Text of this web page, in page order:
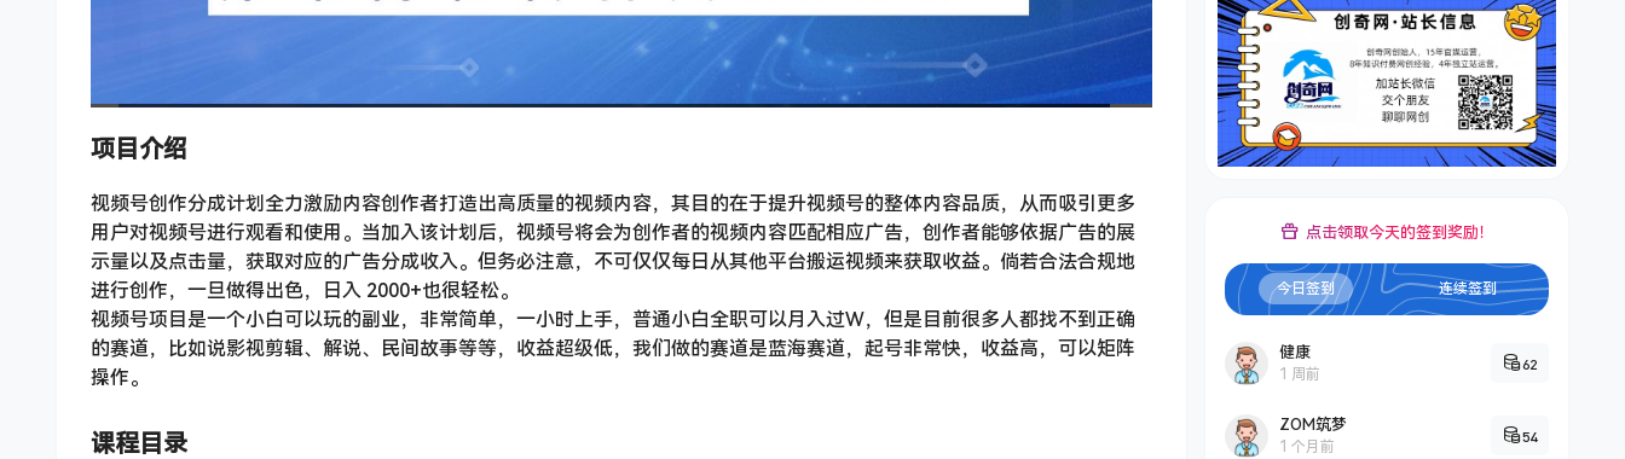
项目介绍
视频号创作分成计划全力激励内容创作者打造出高质量的视频内容，其目的在于提升视频号的整体内容品质，从而吸引更多
用户对视频号进行观看和使用。当加入该计划后，视频号将会为创作者的视频内容匹配相应广告，创作者能够依据广告的展
示量以及点击量，获取对应的广告分成收入。但务必注意，不可仅仅每日从其他平台搬运视频来获取收益。倘若合法合规地
进行创作，一旦做得出色，日入 2000+也很轻松。
视频号项目是一个小白可以玩的副业，非常简单，一小时上手，普通小白全职可以月入过W，但是目前很多人都找不到正确
的赛道，比如说影视剪辑、解说、民间故事等等，收益超级低，我们做的赛道是蓝海赛道，起号非常快，收益高，可以矩阵
操作。
课程目录
点击领取今天的签到奖励！
今日签到 连续签到
健康
1 周前
62
ZOM筑梦
1 个月前
54